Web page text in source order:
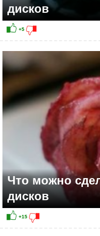
дисков
Что можно
дисков